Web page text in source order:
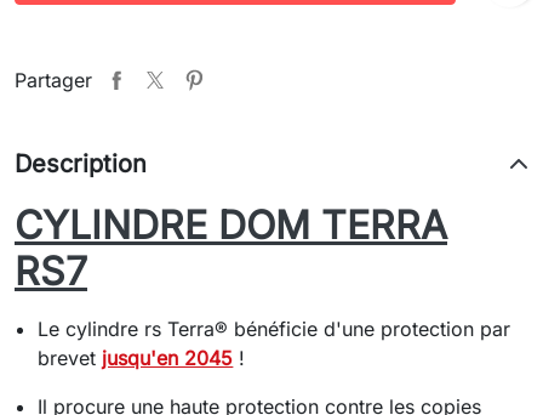
Partager
Description
CYLINDRE DOM TERRA
RS7
Le cylindre rs Terra® bénéficie d'une protection par
brevet jusqu'en 2045 !
Il procure une haute protection contre les copies